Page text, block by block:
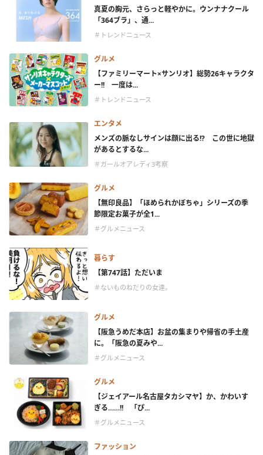
真夏の胸元、さらっと軽やかに。ウンナナクール
「364ブラ」、通...
＃トレンドニュース
グルメ
【ファミリーマート×サンリオ】総勢26キャラクタ
ー!! 一度は...
＃トレンドニュース
エンタメ
メンズの脈なしサインは顔に出る!? この世に地獄
があるとするな...
＃ガールオアレディ3考察
グルメ
【無印良品】「ほめられかぼちゃ」シリーズの季
節限定お菓子が全1...
＃グルメニュース
暮らす
【第747話】ただいま
＃ないものねだりの女達。
グルメ
【阪急うめだ本店】お盆の集まりや帰省の手土産
に。「阪急の夏みや...
＃グルメニュース
グルメ
【ジェイアール名古屋タカシマヤ】か、かわいす
ぎる……!! 「ぴ...
＃グルメニュース
ファッション